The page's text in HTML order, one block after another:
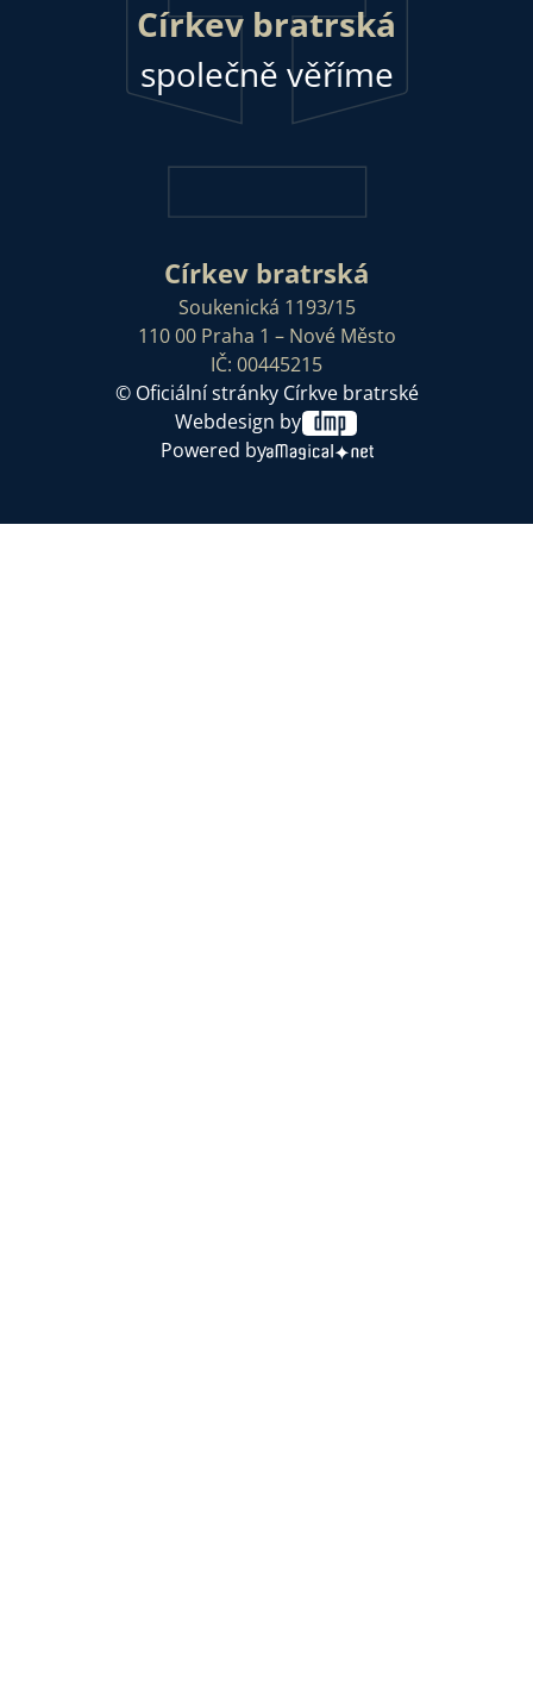
Církev bratrská
společně věříme
Církev bratrská
Soukenická 1193/15
110 00 Praha 1 – Nové Město
IČ: 00445215
© Oficiální stránky Církve bratrské
Webdesign by
Powered by